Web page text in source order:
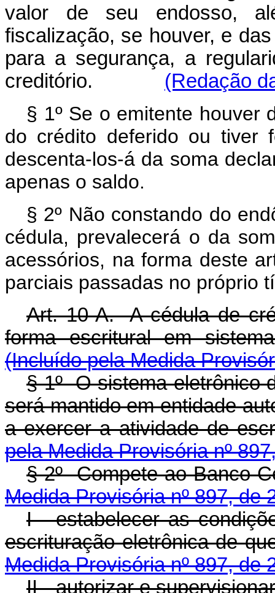
valor de seu endosso,
fiscalização, se houver, e
para a segurança, a
creditório.
(Redação
§ 1º Se o emitente houver
do crédito deferido ou tiver
descenta-los-á da soma
apenas o saldo.
§ 2º Não constando do
cédula, prevalecerá o da
acessórios, na forma deste
parciais passadas no próprio
Art. 10-A. A cédula de
forma escritural em
(Incluído pela Medida
§ 1º O sistema eletrônico
será mantido em entidade
a exercer a atividade de
pela Medida Provisória nº
§ 2º Compete ao
Medida Provisória nº 897, de
I - estabelecer as
escrituração eletrônica
Medida Provisória nº 897, de
II - autorizar e